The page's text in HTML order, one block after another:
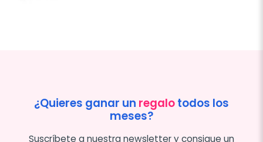
¿Quieres ganar un regalotodos los
meses?
Suscríbete a nuestra newsletter y consigue un